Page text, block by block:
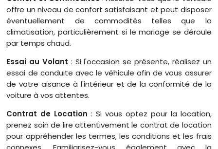
offre un niveau de confort satisfaisant et peut disposer
éventuellement de commodités telles que la
climatisation, particulièrement si le mariage se déroule
par temps chaud.
Essai au Volant : Si l'occasion se présente, réalisez un
essai de conduite avec le véhicule afin de vous assurer
de votre aisance à l'intérieur et de la conformité de la
voiture à vos attentes.
Contrat de Location : Si vous optez pour la location,
prenez soin de lire attentivement le contrat de location
pour appréhender les termes, les conditions et les frais